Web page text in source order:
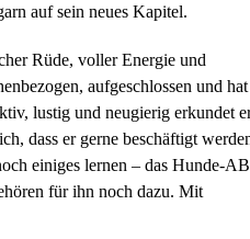
auf sein neues Kapitel.
Rüde, voller Energie und
aufgeschlossen und hat
lustig und neugierig erkundet
dass er gerne beschäftigt
einiges lernen – das Hunde-
für ihn noch dazu. Mit